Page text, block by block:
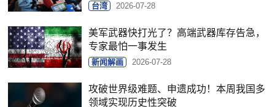
台湾 2026-07-28
美军武器快打光了？高端武器库存告急，
专家最怕一事发生
新闻解画 2026-07-28
攻破世界级难题、申遗成功！本周我国多
领域实现历史性突破